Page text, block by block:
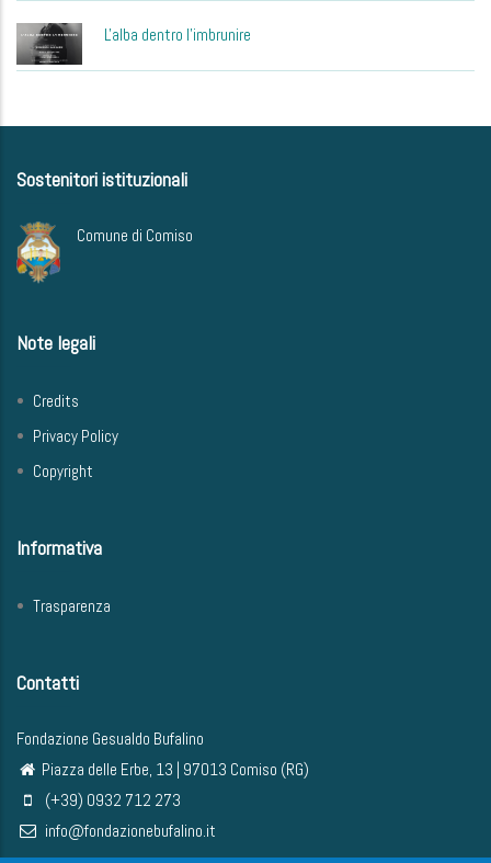
L'alba dentro l'imbrunire
Sostenitori istituzionali
Comune di Comiso
Note legali
Credits
Privacy Policy
Copyright
Informativa
Trasparenza
Contatti
Fondazione Gesualdo Bufalino
Piazza delle Erbe, 13 | 97013 Comiso (RG)
(+39) 0932 712 273
info@fondazionebufalino.it